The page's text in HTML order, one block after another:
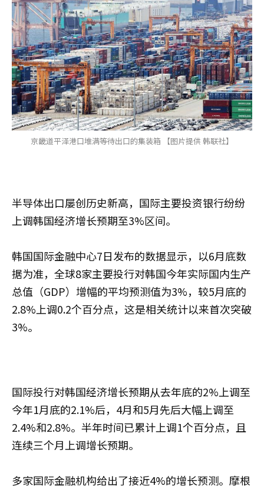
京畿道平泽港口堆满等待出口的集装箱 【图片提供 韩联社】
半导体出口屡创历史新高，国际主要投资银行纷纷
上调韩国经济增长预期至3%区间。
韩国国际金融中心7日发布的数据显示，以6月底数
据为准，全球8家主要投行对韩国今年实际国内生产
总值（GDP）增幅的平均预测值为3%，较5月底的
2.8%上调0.2个百分点，这是相关统计以来首次突破
3%。
国际投行对韩国经济增长预期从去年底的2%上调至
今年1月底的2.1%后，4月和5月先后大幅上调至
2.4%和2.8%。半年时间已累计上调1个百分点，且
连续三个月上调增长预期。
多家国际金融机构给出了接近4%的增长预测。摩根